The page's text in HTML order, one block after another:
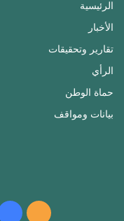
الرئيسية
الأخبار
تقارير وتحقيقات
الرأي
حماة الوطن
بيانات ومواقف
ملخص